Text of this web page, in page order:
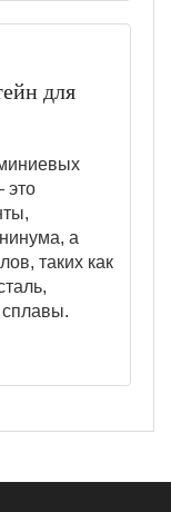
для
это
а
таких как